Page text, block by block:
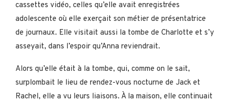
cassettes vidéo, celles qu’elle avait enregistrées
adolescente où elle exerçait son métier de présentatrice
de journaux. Elle visitait aussi la tombe de Charlotte et s’y
asseyait, dans l’espoir qu’Anna reviendrait.
Alors qu’elle était à la tombe, qui, comme on le sait,
surplombait le lieu de rendez-vous nocturne de Jack et
Rachel, elle a vu leurs liaisons. À la maison, elle continuait